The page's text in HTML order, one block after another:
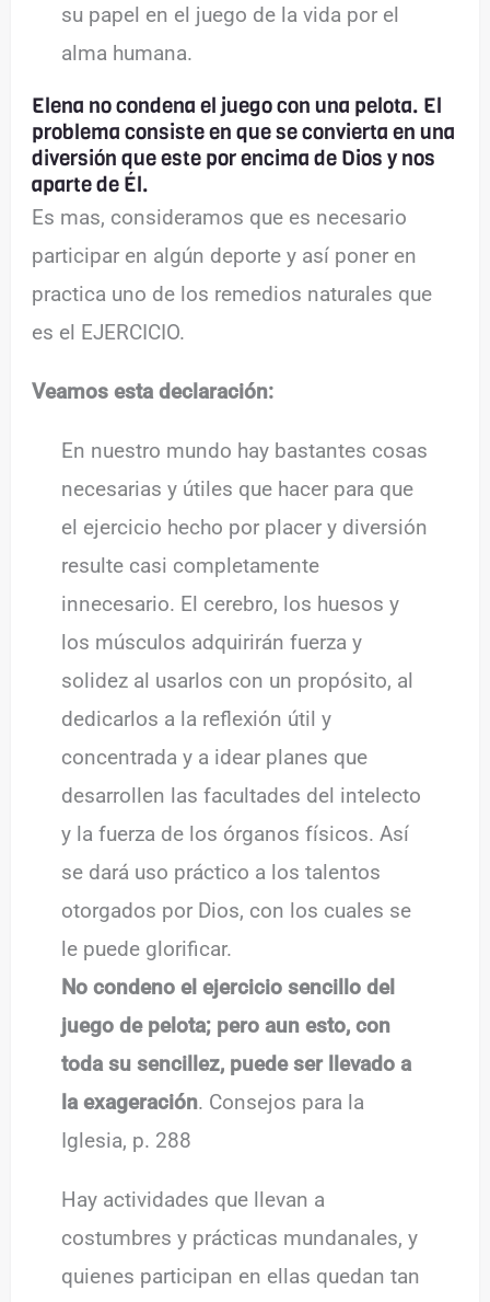
su papel en el juego de la vida por el
alma humana.
Elena no condena el juego con una pelota. El
problema consiste en que se convierta en una
diversión que este por encima de Dios y nos
aparte de Él.
Es mas, consideramos que es necesario
participar en algún deporte y así poner en
practica uno de los remedios naturales que
es el EJERCICIO.
Veamos esta declaración:
En nuestro mundo hay bastantes cosas
necesarias y útiles que hacer para que
el ejercicio hecho por placer y diversión
resulte casi completamente
innecesario. El cerebro, los huesos y
los músculos adquirirán fuerza y
solidez al usarlos con un propósito, al
dedicarlos a la reflexión útil y
concentrada y a idear planes que
desarrollen las facultades del intelecto
y la fuerza de los órganos físicos. Así
se dará uso práctico a los talentos
otorgados por Dios, con los cuales se
le puede glorificar.
No condeno el ejercicio sencillo del
juego de pelota; pero aun esto, con
toda su sencillez, puede ser llevado a
la exageración. Consejos para la
Iglesia, p. 288
Hay actividades que llevan a
costumbres y prácticas mundanales, y
quienes participan en ellas quedan tan